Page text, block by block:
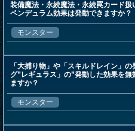
装備魔法・永続魔法・永続罠カード
ペンデュラム効果は発動できますか？
モンスター
「大捕り物」や「スキルドレイン」
グ”レギュラス」の”発動した効果を
ますか？
モンスター